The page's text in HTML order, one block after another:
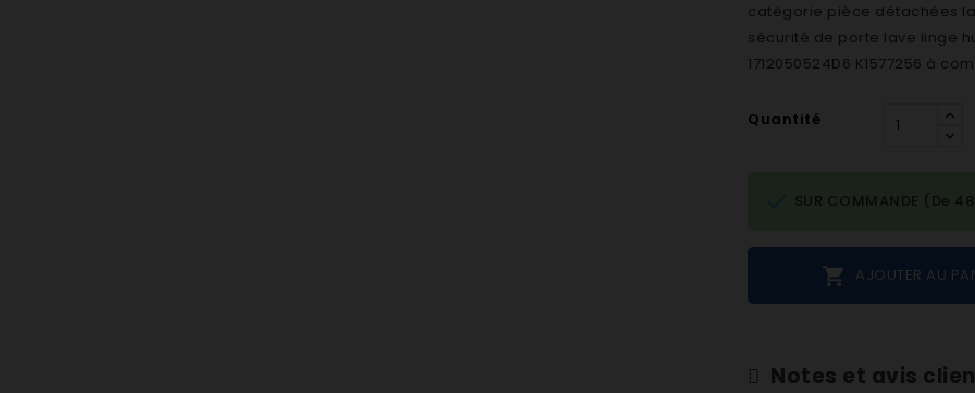
catégorie pièce détachées
sécurité de porte lave linge
1712050524D6 K1577256 à
Quantité
 AJOUTER AU
SUR COMMANDE (De
Notes et avis